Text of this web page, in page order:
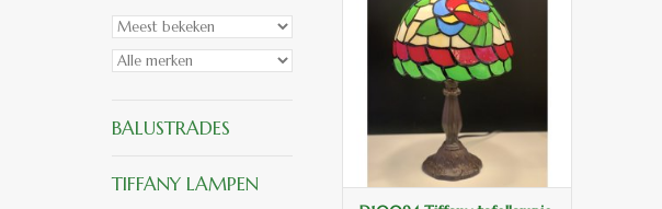
BALUSTRADES
TIFFANY LAMPEN
TOEVOEGEN AAN
WINKELWAGEN